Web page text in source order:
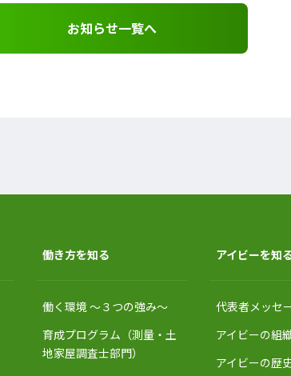
お知らせ一覧へ
働き方を知る
働く環境 〜３つの強み〜
育成プログラム（測量・土
地家屋調査士部門）
アイビーを知
代表者メッセ
アイビーの組
アイビーの歴